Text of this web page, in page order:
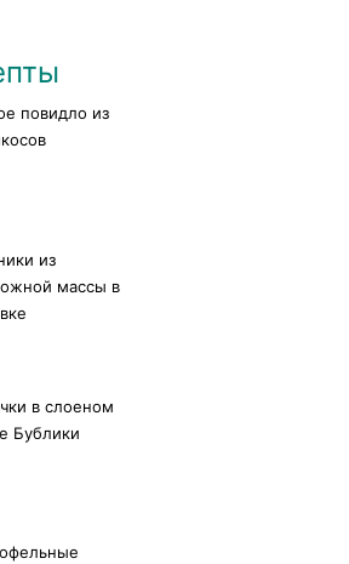
повидло из
из
массы в
в слоеном
Бублики